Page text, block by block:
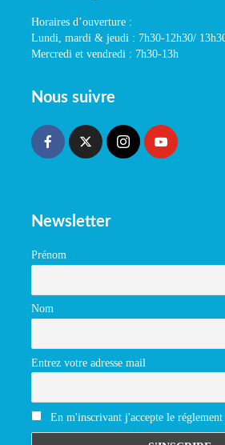
Horaires d’ouverture :
Lundi, mardi & jeudi : 7h30-12h30/
Mercredi et vendredi : 7h30-13h
Nous suivre
Newsletter
Prénom
Nom
Entrez votre adresse mail
En m'inscrivant j'accepte le réglement